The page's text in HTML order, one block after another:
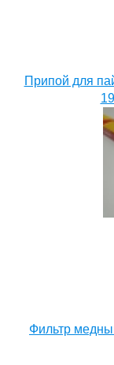
Припой для
Фильтр